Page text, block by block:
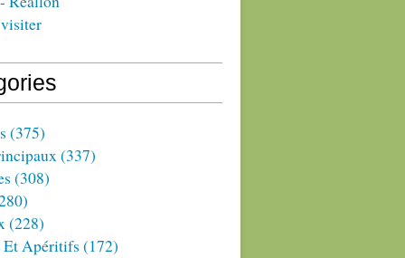
(375)
(337)
(308)
(228)
Et Apéritifs (172)